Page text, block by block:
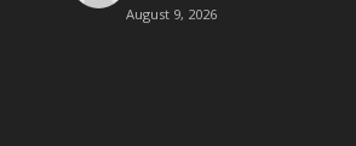
August 9, 2026